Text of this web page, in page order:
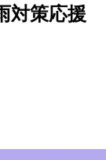
対策応援